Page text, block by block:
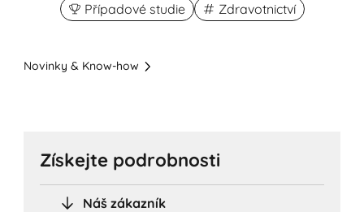
Případové studie Zdravotnictví
Novinky & Know-how
Získejte podrobnosti
Náš zákazník